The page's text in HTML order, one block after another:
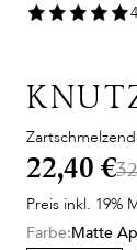
22,40 €
Preis inkl. 19%
Farbe:Matte